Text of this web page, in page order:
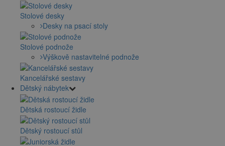
Stolové desky
Desky na psací stoly
Stolové podnože
Výškově nastavitelné podnože
Kancelářské sestavy
Dětský nábytek
Dětská rostoucí židle
Dětský rostoucí stůl